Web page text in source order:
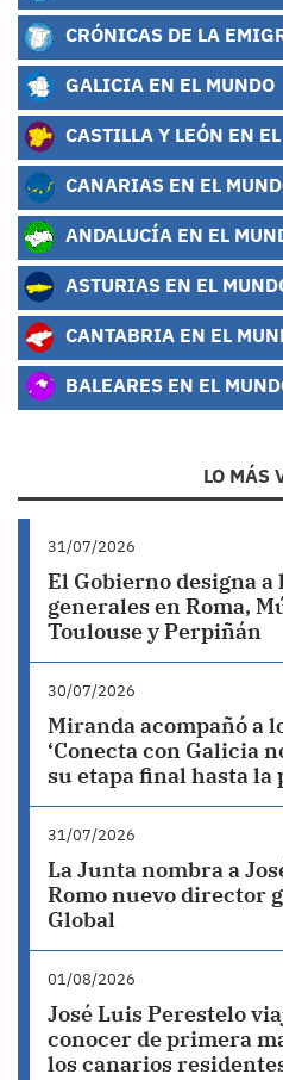
CRÓNICAS DE LA
GALICIA EN EL MUNDO
CASTILLA Y LEÓN EN
CANARIAS EN EL
ANDALUCÍA EN EL
ASTURIAS EN EL
CANTABRIA EN EL
BALEARES EN EL
LO MÁS
31/07/2026
El Gobierno designa a
generales en Roma,
Toulouse y Perpiñán
30/07/2026
Miranda acompañó a
‘Conecta con Galicia
su etapa final hasta la
31/07/2026
La Junta nombra a
Romo nuevo director
Global
01/08/2026
José Luis Perestelo
conocer de primera
los canarios